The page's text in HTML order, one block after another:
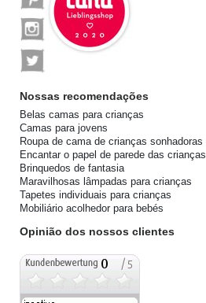
Nossas recomendações
Belas camas para crianças
Camas para jovens
Roupa de cama de crianças sonhadoras
Encantar o papel de parede das crianças
Brinquedos de fantasia
Maravilhosas lâmpadas para crianças
Tapetes individuais para crianças
Mobiliário acolhedor para bebés
Opinião dos nossos clientes